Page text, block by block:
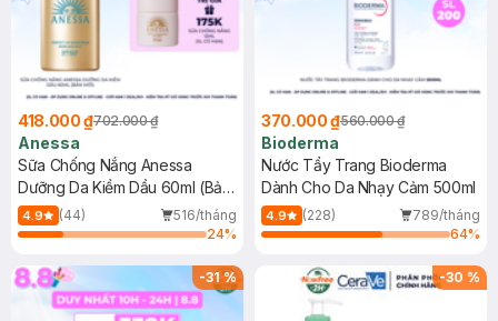
418.000 ₫702.000 ₫
Anessa
Sữa Chống Nắng Anessa
Dưỡng Da Kiềm Dầu 60ml (Bản
Mới)
4.9 (44)
516/tháng
24%
370.000 ₫560.000 ₫
Bioderma
Nước Tẩy Trang Bioderma
Dành Cho Da Nhạy Cảm 500ml
4.9 (228)
789/tháng
64%
-31% -30 %